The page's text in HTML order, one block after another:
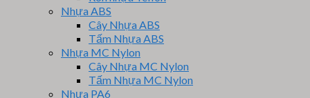
Nhựa ABS
Cây Nhựa ABS
Tấm Nhựa ABS
Nhựa MC Nylon
Cây Nhựa MC Nylon
Tấm Nhựa MC Nylon
Nhựa PA6